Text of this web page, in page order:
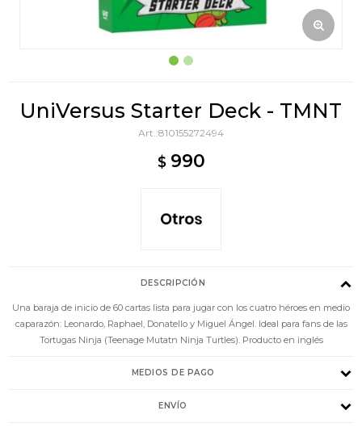
UniVersus Starter Deck - TMNT
810155272494
$ 990
DESCRIPCIÓN
Una baraja de inicio de 60 cartas lista para jugar con los cuatro héroes en medio
caparazón: Leonardo, Raphael, Donatello y Miguel Ángel. Ideal para fans de las
Tortugas Ninja (Teenage Mutatn Ninja Turtles). Producto en inglés
MEDIOS DE PAGO
ENVÍO